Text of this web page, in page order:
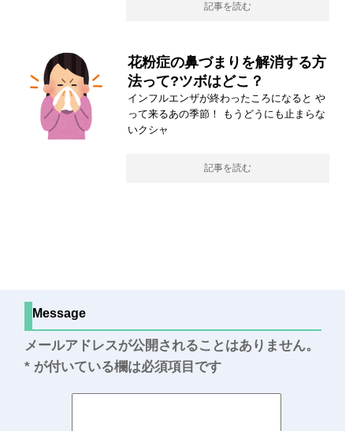
記事を読む
花粉症の鼻づまりを解消する方
法って?ツボはどこ？
インフルエンザが終わったころになると や
って来るあの季節！ もうどうにも止まらな
いクシャ
記事を読む
Message
メールアドレスが公開されることはありません。
* が付いている欄は必須項目です